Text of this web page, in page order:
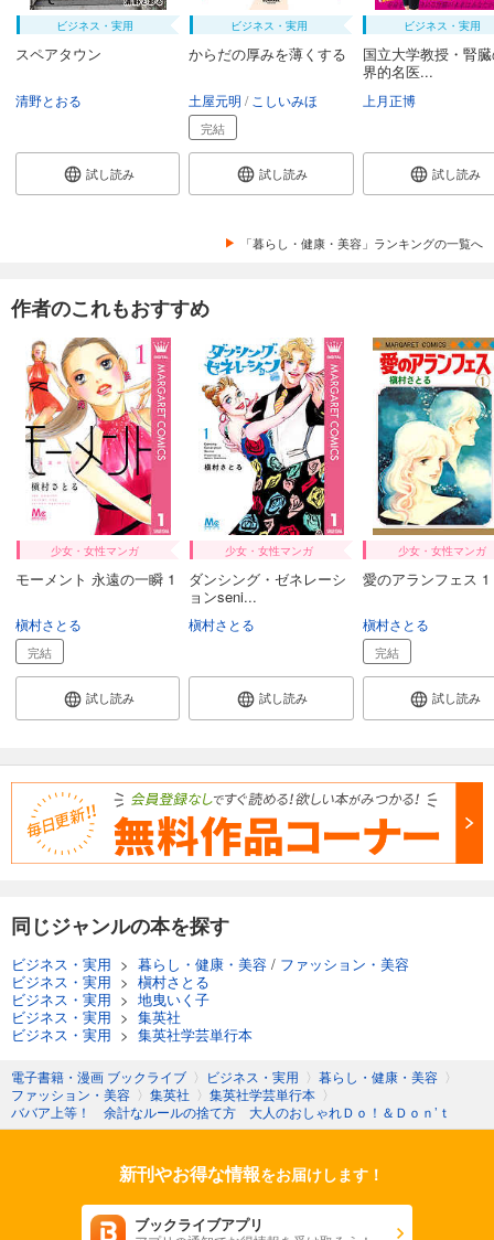
ビジネス・実用
スペアタウン
清野とおる
試し読み
ビジネス・実用
からだの厚みを薄くする
土屋元明 こしいみほ
完結
試し読み
ビジネス・実用
国立大学教授・腎
界的名医...
上月正博
試し読み
「暮らし・健康・美容」ランキングの一覧へ
作者のこれもおすすめ
少女・女性マンガ
モーメント 永遠の一瞬 1
槇村さとる
完結
試し読み
少女・女性マンガ
ダンシング・ゼネレーシ
ョンseni...
槇村さとる
試し読み
少女・女性マンガ
愛のアランフェス 1
槇村さとる
完結
試し読み
同じジャンルの本を探す
ビジネス・実用 > 暮らし・健康・美容 / ファッション・美容
ビジネス・実用 > 槇村さとる
ビジネス・実用 > 地曳いく子
ビジネス・実用 > 集英社
ビジネス・実用 > 集英社学芸単行本
電子書籍・漫画 ブックライブ 〉 ビジネス・実用 〉 暮らし・健康・美容 〉
ファッション・美容 〉 集英社 〉 集英社学芸単行本 〉
ババア上等！ 余計なルールの捨て方 大人のおしゃれＤｏ！＆Ｄｏｎ’ｔ
新刊やお得な情報をお届けします！
ブックライブアプリ